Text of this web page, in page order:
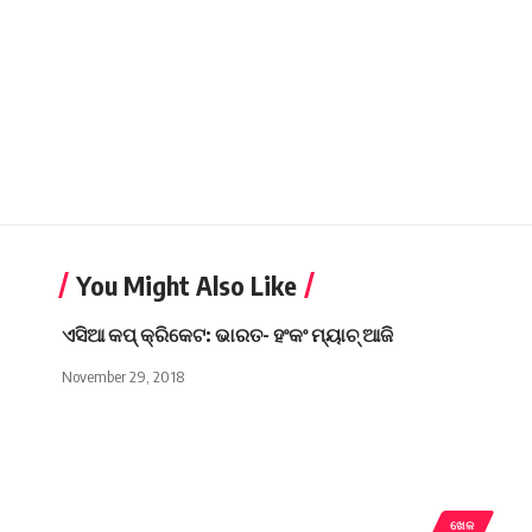
You Might Also Like
ଏସିଆ କପ୍‌ କ୍ରିକେଟ: ଭାରତ- ହଂକଂ ମ୍ୟାଚ୍‌ ଆଜି
November 29, 2018
ଖେଳ